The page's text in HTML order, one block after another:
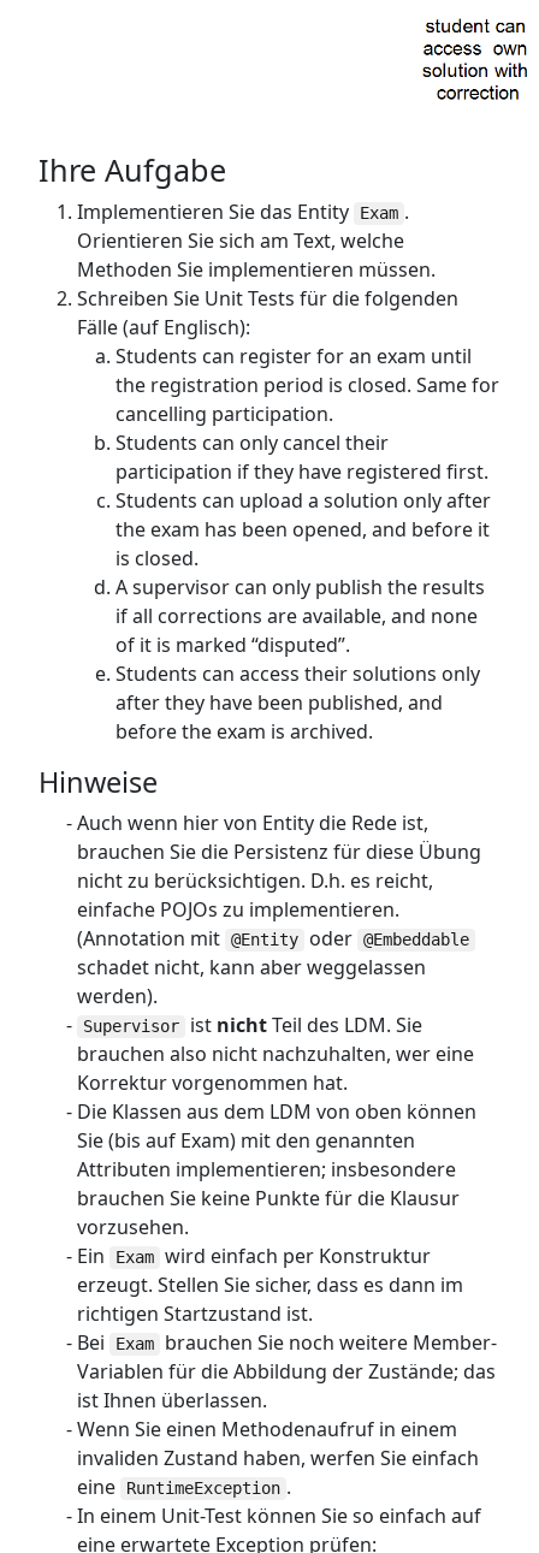
Ihre Aufgabe
Implementieren Sie das Entity Exam .
Orientieren Sie sich am Text, welche
Methoden Sie implementieren müssen.
Schreiben Sie Unit Tests für die folgenden
Fälle (auf Englisch):
Students can register for an exam until
the registration period is closed. Same for
cancelling participation.
Students can only cancel their
participation if they have registered first.
Students can upload a solution only after
the exam has been opened, and before it
is closed.
A supervisor can only publish the results
if all corrections are available, and none
of it is marked “disputed”.
Students can access their solutions only
after they have been published, and
before the exam is archived.
Hinweise
Auch wenn hier von Entity die Rede ist,
brauchen Sie die Persistenz für diese Übung
nicht zu berücksichtigen. D.h. es reicht,
einfache POJOs zu implementieren.
(Annotation mit @Entity oder @Embeddable
schadet nicht, kann aber weggelassen
werden).
Supervisor ist nichtTeil des LDM. Sie
brauchen also nicht nachzuhalten, wer eine
Korrektur vorgenommen hat.
Die Klassen aus dem LDM von oben können
Sie (bis auf Exam) mit den genannten
Attributen implementieren; insbesondere
brauchen Sie keine Punkte für die Klausur
vorzusehen.
Ein
Exam wird einfach per Konstruktur
erzeugt. Stellen Sie sicher, dass es dann im
richtigen Startzustand ist.
Bei
Exam
brauchen Sie noch weitere Member-
Variablen für die Abbildung der Zustände; das
ist Ihnen überlassen.
Wenn Sie einen Methodenaufruf in einem
invaliden Zustand haben, werfen Sie einfach
eine
RuntimeException .
In einem Unit-Test können Sie so einfach auf
eine erwartete Exception prüfen: